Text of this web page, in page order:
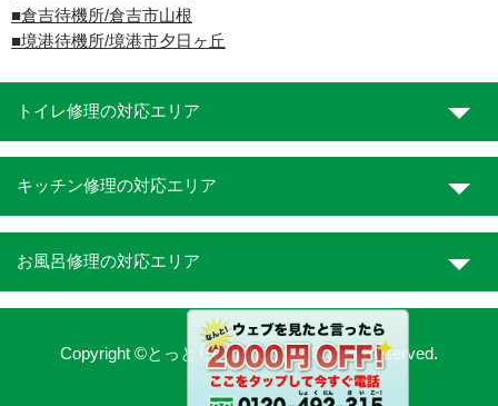
■倉吉待機所/倉吉市山根
■境港待機所/境港市夕日ヶ丘
トイレ修理の対応エリア
キッチン修理の対応エリア
お風呂修理の対応エリア
Copyright ©とっとり水道職人. All Rights Reserved.